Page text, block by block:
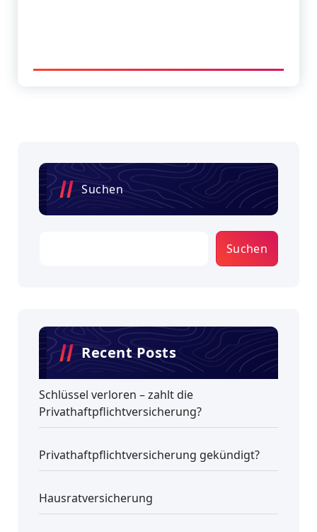
Suchen
Suchen
Recent Posts
Schlüssel verloren – zahlt die
Privathaftpflichtversicherung?
Privathaftpflichtversicherung gekündigt?
Hausratversicherung